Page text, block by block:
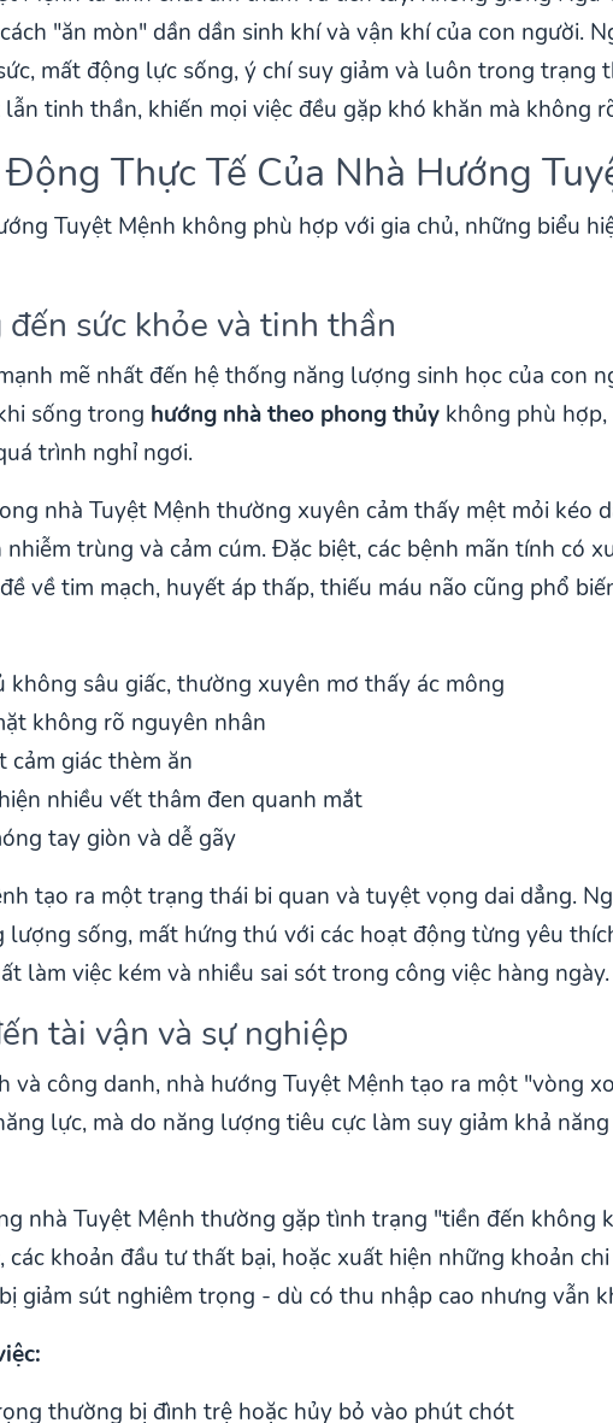
"ăn mòn" dần dần sinh khí và vận khí của con người.
mất động lực sống, ý chí suy giảm và luôn trong trạng
tinh thần, khiến mọi việc đều gặp khó khăn mà không
Thực Tế Của Nhà Hướng
Tuyệt Mệnh không phù hợp với gia chủ, những biểu
sức khỏe và tinh thần
mẽ nhất đến hệ thống năng lượng sinh học của con
sống trong hướng nhà theo phong thủy không phù
trình nghỉ ngơi.
nhà Tuyệt Mệnh thường xuyên cảm thấy mệt mỏi kéo
nhiễm trùng và cảm cúm. Đặc biệt, các bệnh mãn tính có
về tim mạch, huyết áp thấp, thiếu máu não cũng phổ
không sâu giấc, thường xuyên mơ thấy ác mông
không rõ nguyên nhân
cảm giác thèm ăn
nhiều vết thâm đen quanh mắt
tay giòn và dễ gãy
tạo ra một trạng thái bi quan và tuyệt vọng dai dẳng.
lượng sống, mất hứng thú với các hoạt động từng yêu
làm việc kém và nhiều sai sót trong công việc hàng ngày.
tài vận và sự nghiệp
và công danh, nhà hướng Tuyệt Mệnh tạo ra một "vòng
lực, mà do năng lượng tiêu cực làm suy giảm khả
nhà Tuyệt Mệnh thường gặp tình trạng "tiền đến không
khoản đầu tư thất bại, hoặc xuất hiện những khoản
giảm sút nghiêm trọng - dù có thu nhập cao nhưng vẫn
thường bị đình trệ hoặc hủy bỏ vào phút chót